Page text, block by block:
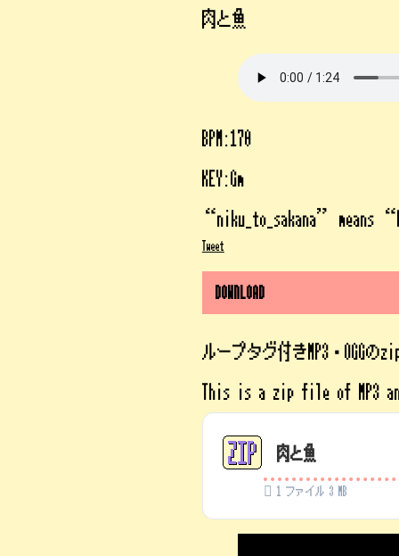
肉と魚
BPM:170
KEY:Gm
“niku_to_sakana” means
Tweet
DOWNLOAD
ループタグ付きMP3・OGGの
This is a zip file of MP3
肉と魚
1 ファイル 3 MB